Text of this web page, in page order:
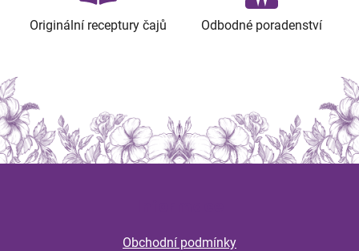
Originální receptury čajů Odbodné poradenství
Z
Obchodní podmínky